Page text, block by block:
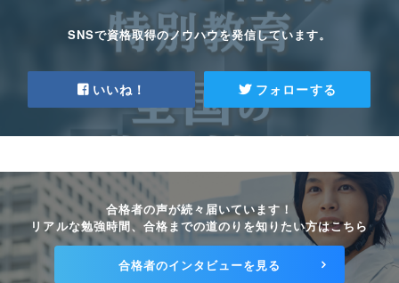
SNSで資格取得のノウハウを発信しています。
いいね！ フォローする
合格者の声が続々届いています！
リアルな勉強時間、合格までの道のりを知りたい方はこちら
合格者のインタビューを見る